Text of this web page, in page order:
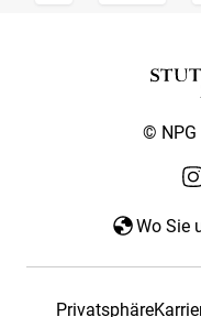
© NPG
Wo Sie
Privatsphäre